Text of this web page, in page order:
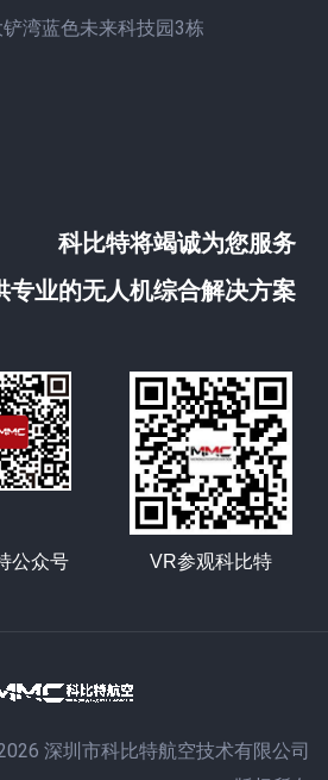
湾蓝色未来科技园3栋
科比特将竭诚为您服务
专业的无人机综合解决方案
公众号 VR参观科比特
深圳市科比特航空技术有限公司